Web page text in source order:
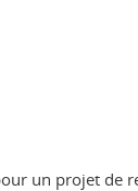
un projet de